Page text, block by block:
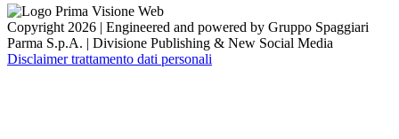
Copyright 2026 | Engineered and powered by Gruppo Spaggiari
Parma S.p.A. | Divisione Publishing & New Social Media
Disclaimer trattamento dati personali